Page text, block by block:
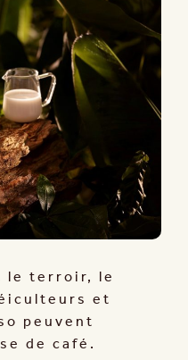
le terroir, le
et
peuvent
de café.